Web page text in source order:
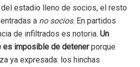
estadio lleno de socios, el resto
a no socios. En partidos
de infiltrados es notoria. Un
es imposible de detenerporque
ya expresada: los hinchas